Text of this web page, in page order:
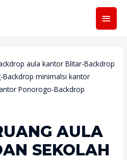
AULA
SEKOLAH